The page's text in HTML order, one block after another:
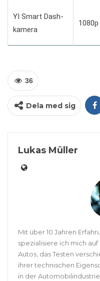
YI Smart Dash-
kamera
1080p
36
Dela med sig
Lukas Müller
Mit über 10 Jahren
spezialisiere ich mich
Autos, das Testen
ihrer technischen
in der